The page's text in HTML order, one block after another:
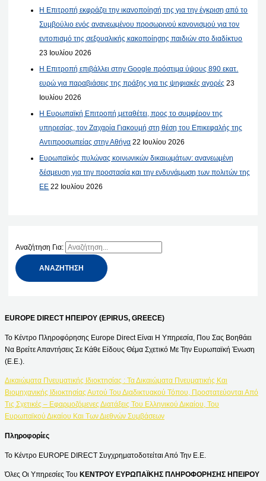
Η Επιτροπή εκφράζει την ικανοποίησή της για την έγκριση από το
Συμβούλιο ενός ανανεωμένου προσωρινού κανονισμού για τον
εντοπισμό της σεξουαλικής κακοποίησης παιδιών στο διαδίκτυο
23 Ιουλίου 2026
Η Επιτροπή επιβάλλει στην Google πρόστιμα ύψους 890 εκατ.
ευρώ για παραβιάσεις της πράξης για τις ψηφιακές αγορές 23
Ιουλίου 2026
Η Ευρωπαϊκή Επιτροπή μεταθέτει, προς το συμφέρον της
υπηρεσίας, τον Ζαχαρία Γιακουμή στη θέση του Επικεφαλής της
Αντιπροσωπείας στην Αθήνα 22 Ιουλίου 2026
Ευρωπαϊκός πυλώνας κοινωνικών δικαιωμάτων: ανανεωμένη
δέσμευση για την προστασία και την ενδυνάμωση των πολιτών της
ΕΕ 22 Ιουλίου 2026
Αναζήτηση Για:
EUROPE DIRECT ΗΠΕΙΡΟΥ (EPIRUS, GREECE)
Το Κέντρο Πληροφόρησης Europe Direct Είναι Η Υπηρεσία, Που Σας Βοηθάει
Να Βρείτε Απαντήσεις Σε Κάθε Είδους Θέμα Σχετικό Με Την Ευρωπαϊκή Ένωση
(Ε.Ε.).
Δικαιώματα Πνευματικής Ιδιοκτησίας : Τα Δικαιώματα Πνευματικής Και
Βιομηχανικής Ιδιοκτησίας Αυτού Του Διαδικτυακού Τόπου, Προστατεύονται Από
Τις Σχετικές – Εφαρμοζόμενες Διατάξεις Του Ελληνικού Δικαίου, Του
Ευρωπαϊκού Δικαίου Και Των Διεθνών Συμβάσεων
Πληροφορίες
Το Κέντρο EUROPE DIRECT Συγχρηματοδοτείται Από Την Ε.Ε.
Όλες Οι Υπηρεσίες Του ΚΕΝΤΡΟΥ ΕΥΡΩΠΑΪΚΗΣ ΠΛΗΡΟΦΟΡΗΣΗΣ ΗΠΕΙΡΟΥ